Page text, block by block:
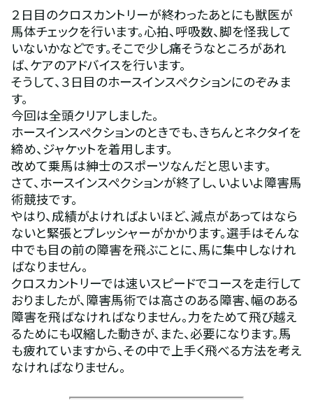
２日目のクロスカントリーが終わったあとにも獣医が
馬体チェックを行います。心拍、呼吸数、脚を怪我して
いないかなどです。そこで少し痛そうなところがあれ
ば、ケアのアドバイスを行います。
そうして、３日目のホースインスペクションにのぞみま
す。
今回は全頭クリアしました。
ホースインスペクションのときでも、きちんとネクタイを
締め、ジャケットを着用します。
改めて乗馬は紳士のスポーツなんだと思います。
さて、ホースインスペクションが終了し、いよいよ障害馬
術競技です。
やはり、成績がよければよいほど、減点があってはなら
ないと緊張とプレッシャーがかかります。選手はそんな
中でも目の前の障害を飛ぶことに、馬に集中しなけれ
ばなりません。
クロスカントリーでは速いスピードでコースを走行して
おりましたが、障害馬術では高さのある障害、幅のある
障害を飛ばなければなりません。力をためて飛び越え
るためにも収縮した動きが、また、必要になります。馬
も疲れていますから、その中で上手く飛べる方法を考え
なければなりません。